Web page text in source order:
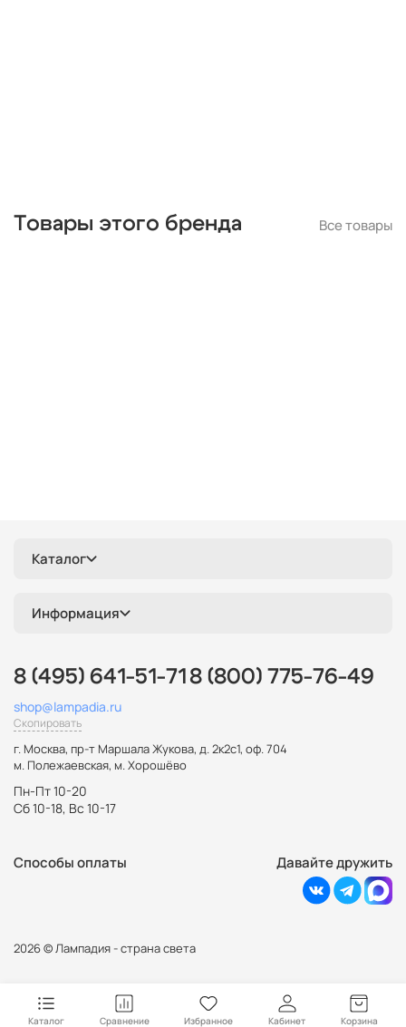
Каталог Сравнение Избранное Кабинет Корзина
Товары этого бренда Все товары
Каталог
Информация
8 (495) 641-51-71 8 (800) 775-76-49
shop@lampadia.ru
Скопировать
г. Москва, пр-т Маршала Жукова, д. 2к2с1, оф. 704
м. Полежаевская, м. Хорошёво
Пн-Пт 10-20
Сб 10-18, Вс 10-17
Способы оплаты Давайте дружить
2026 © Лампадия - страна света